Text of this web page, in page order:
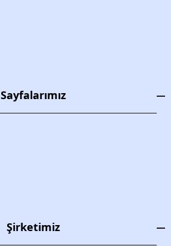
Sayfalarımız
Şirketimiz